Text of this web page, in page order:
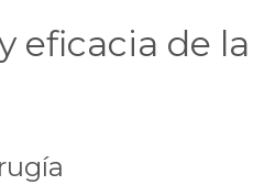
eficacia de la